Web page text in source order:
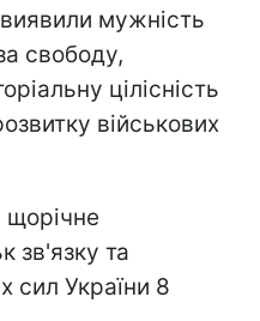
мужність
свободу,
цілісність
військових
зв'язку та
сил України 8